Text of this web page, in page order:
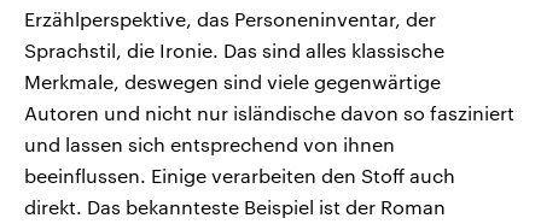
Erzählperspektive, das Personeninventar, der
Sprachstil, die Ironie. Das sind alles klassische
Merkmale, deswegen sind viele gegenwärtige
Autoren und nicht nur isländische davon so fasziniert
und lassen sich entsprechend von ihnen
beeinflussen. Einige verarbeiten den Stoff auch
direkt. Das bekannteste Beispiel ist der Roman